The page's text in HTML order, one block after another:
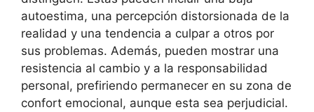
autoestima, una percepción distorsionada de la
realidad y una tendencia a culpar a otros por
sus problemas. Además, pueden mostrar una
resistencia al cambio y a la responsabilidad
personal, prefiriendo permanecer en su zona de
confort emocional, aunque esta sea perjudicial.